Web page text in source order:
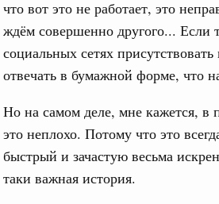
что вот это не работает, это
ждём совершенно другого... Если
социальных сетях
отвечать в бумажной форме, что
Но на самом деле, мне кажется, в
это неплохо. Потому что это
быстрый и зачастую весьма
таки важная история.
высших достижений и массовый
и Михаил
физкультурника
инновации. Некоммерческие
Благотворительность
поздравила